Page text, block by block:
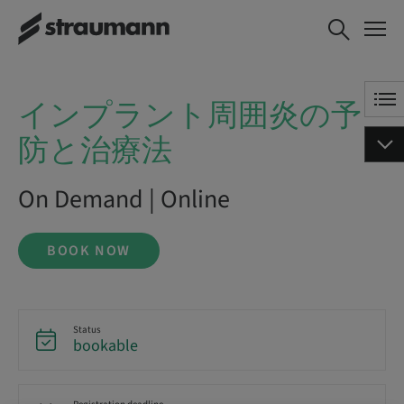
インプラント周囲炎の予防と
治療法
BOOK NOW
インプラント周囲炎の予
防と治療法
On Demand | Online
BOOK NOW
Status
bookable